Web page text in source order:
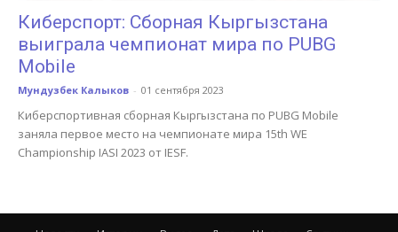
Киберспорт: Сборная Кыргызстана
выиграла чемпионат мира по PUBG
Mobile
Мундузбек Калыков - 01 сентября 2023
Киберспортивная сборная Кыргызстана по PUBG Mobile
заняла первое место на чемпионате мира 15th WE
Championship IASI 2023 от IESF.